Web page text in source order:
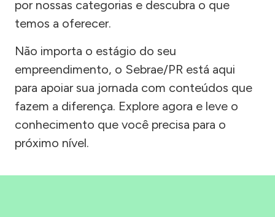
por nossas categorias e descubra o que
temos a oferecer.
Não importa o estágio do seu
empreendimento, o Sebrae/PR está aqui
para apoiar sua jornada com conteúdos que
fazem a diferença. Explore agora e leve o
conhecimento que você precisa para o
próximo nível.